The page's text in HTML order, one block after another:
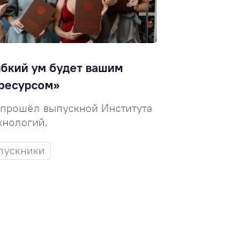
ум будет вашим
выпускной Института